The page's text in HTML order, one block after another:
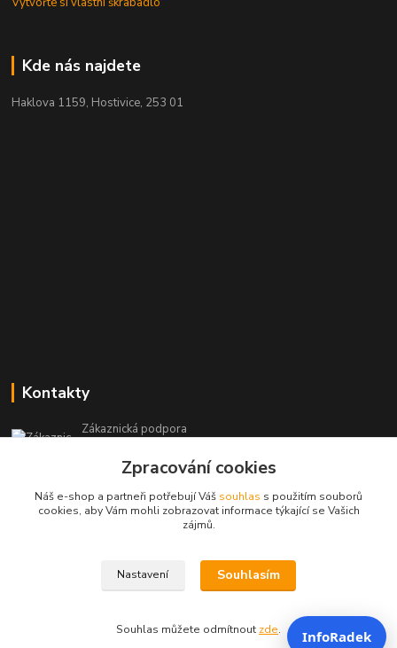
Kde nás najdete
Haklova 1159, Hostivice, 253 01
Kontakty
Zákaznická podpora
(Po-Pá, 9-19 hod.)
info@infoproinfo.cz
RadovanCZ 2023-25
Eshop-rychle.cz
Zpracování cookies
Náš e-shop a partneři potřebují Váš souhlas s použitím souborů
cookies, aby Vám mohli zobrazovat informace týkající se Vašich
zájmů.
Nastavení Souhlasím
Souhlas můžete odmítnout zde. InfoRadek